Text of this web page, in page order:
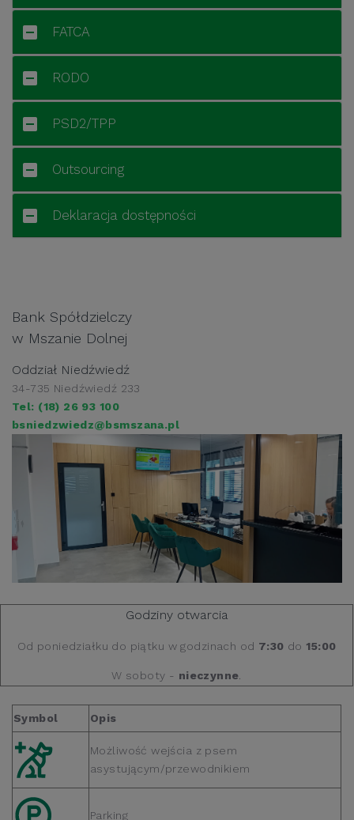
FATCA
RODO
PSD2/TPP
Outsourcing
Deklaracja dostępności
Bank Spółdzielczy
w Mszanie Dolnej
Oddział Niedźwiedź
34-735 Niedźwiedź 233
Tel: (18) 26 93 100
bsniedzwiedz@bsmszana.pl
Godziny otwarcia
Od poniedziałku do piątku w godzinach od 7:30 do 15:00
W soboty - nieczynne
Symbol Opis
Możliwość wejścia z psem
asystującym/przewodnikiem
Parking